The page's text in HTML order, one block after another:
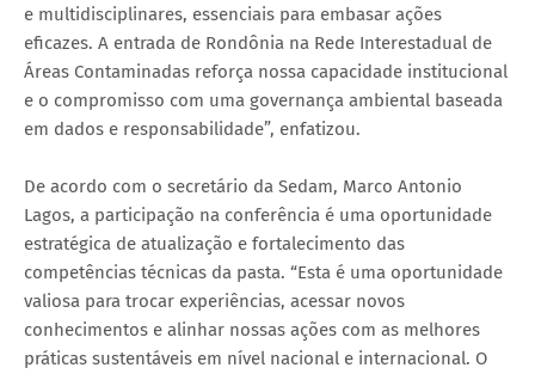
e multidisciplinares, essenciais para embasar ações
eficazes. A entrada de Rondônia na Rede Interestadual de
Áreas Contaminadas reforça nossa capacidade institucional
e o compromisso com uma governança ambiental baseada
em dados e responsabilidade”, enfatizou.
De acordo com o secretário da Sedam, Marco Antonio
Lagos, a participação na conferência é uma oportunidade
estratégica de atualização e fortalecimento das
competências técnicas da pasta. “Esta é uma oportunidade
valiosa para trocar experiências, acessar novos
conhecimentos e alinhar nossas ações com as melhores
práticas sustentáveis em nível nacional e internacional. O